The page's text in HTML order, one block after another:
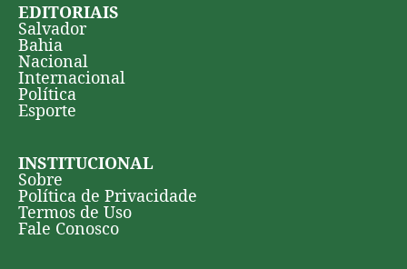
EDITORIAIS
Salvador
Bahia
Nacional
Internacional
Política
Esporte
INSTITUCIONAL
Sobre
Política de Privacidade
Termos de Uso
Fale Conosco